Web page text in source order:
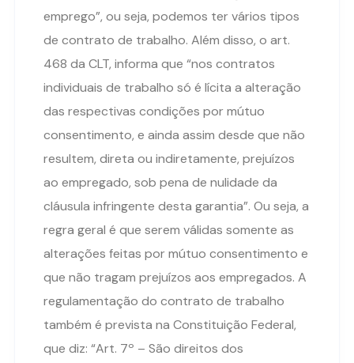
emprego”, ou seja, podemos ter vários tipos
de contrato de trabalho. Além disso, o art.
468 da CLT, informa que “nos contratos
individuais de trabalho só é lícita a alteração
das respectivas condições por mútuo
consentimento, e ainda assim desde que não
resultem, direta ou indiretamente, prejuízos
ao empregado, sob pena de nulidade da
cláusula infringente desta garantia”. Ou seja, a
regra geral é que serem válidas somente as
alterações feitas por mútuo consentimento e
que não tragam prejuízos aos empregados. A
regulamentação do contrato de trabalho
também é prevista na Constituição Federal,
que diz: “Art. 7º – São direitos dos